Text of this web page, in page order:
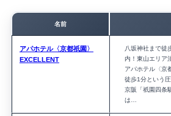
名前
アパホテル〈京都祇園〉
EXCELLENT
八坂神社まで徒
内！東山エリア
アパホテル〈京
徒歩1分という
京阪「祇園四条
は…